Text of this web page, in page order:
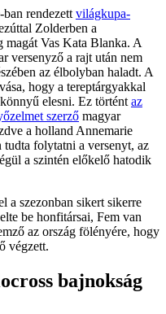
rendezett világkupa-
Zolderben a
magát Vas Kata Blanka. A
versenyző a rajt után nem
az élbolyban haladt. A
hogy a tereptárgyakkal
elesni. Ez történt az
szerző magyar
a holland Annemarie
tudta folytatni a versenyt, az
a szintén előkelő hatodik
a szezonban sikert sikerre
be honfitársai, Fem van
az ország fölényére, hogy
végzett.
bajnokság